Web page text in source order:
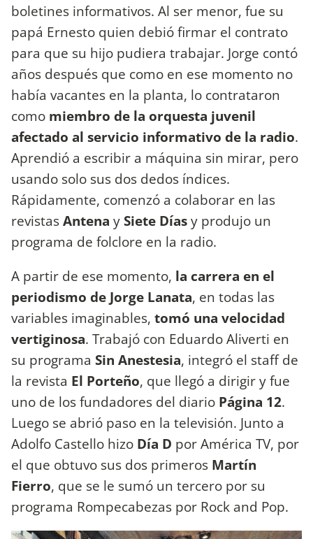
boletines informativos. Al ser menor, fue su
papá Ernesto quien debió firmar el contrato
para que su hijo pudiera trabajar. Jorge contó
años después que como en ese momento no
había vacantes en la planta, lo contrataron
como miembro de la orquesta juvenil
afectado al servicio informativo de la radio.
Aprendió a escribir a máquina sin mirar, pero
usando solo sus dos dedos índices.
Rápidamente, comenzó a colaborar en las
revistasAntena ySiete Díasy produjo un
programa de folclore en la radio.
A partir de ese momento, la carrera en el
periodismo de Jorge Lanata, en todas las
variables imaginables, tomó una velocidad
vertiginosa. Trabajó con Eduardo Aliverti en
su programa Sin Anestesia, integró el staff de
la revista El Porteño, que llegó a dirigir y fue
uno de los fundadores del diario Página 12.
Luego se abrió paso en la televisión. Junto a
Adolfo Castello hizo Día D por América TV, por
el que obtuvo sus dos primeros Martín
Fierro, que se le sumó un tercero por su
programa Rompecabezas por Rock and Pop.